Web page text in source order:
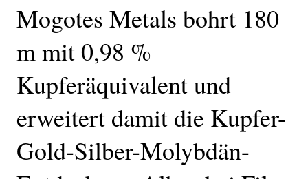
Mogotes Metals bohrt 180
m mit 0,98 %
Kupferäquivalent und
erweitert damit die Kupfer-
Gold-Silber-Molybdän-